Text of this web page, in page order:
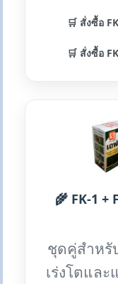
🛒 สั่งซื้อ
🛒 สั่งซื้อ
🌾 FK-1 +
ชุดคู่สำหรั
เร่งโตและ